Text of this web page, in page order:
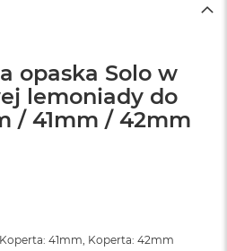
opaska Solo w
lemoniady do
/ 41mm / 42mm
41mm, Koperta: 42mm